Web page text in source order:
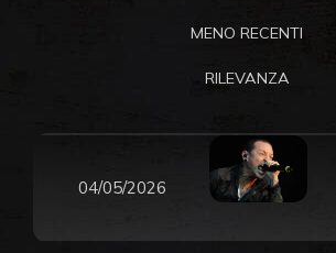
MENO RECENTI
RILEVANZA
04/05/2026